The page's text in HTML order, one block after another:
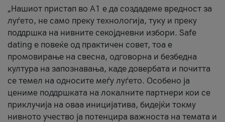
„Нашиот пристап во А1 е да создадеме вредност за
луѓето, не само преку технологија, туку и преку
поддршка на нивните секојдневни избори. Safe
dating е повеќе од практичен совет, тоа е
промовирање на свесна, одговорна и безбедна
култура на запознавања, каде довербата и почитта
се темел на односите меѓу луѓето. Особено ја
цениме поддршката на локалните партнери кои се
приклучија на оваа иницијатива, бидејќи токму
нивното учество ја потенцира важноста на темата и